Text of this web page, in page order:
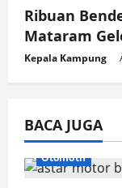
Ribuan
Mataram
Kepala Kampung
BACA JUGA
Otomotif